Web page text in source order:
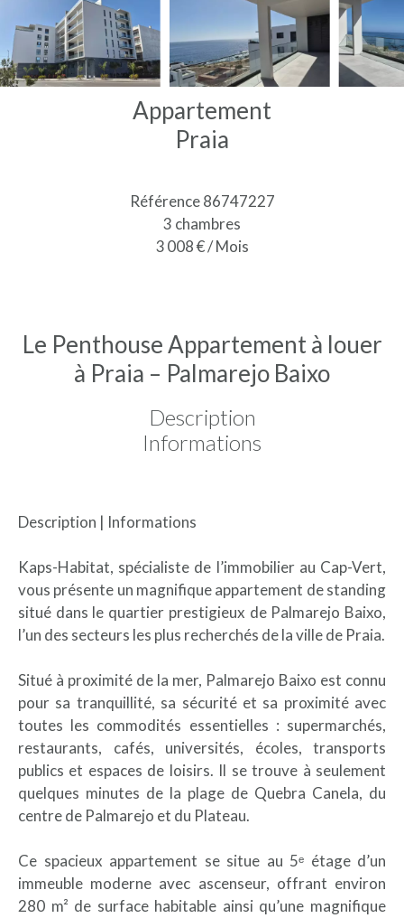
Appartement
Praia
Référence86747227
3 chambres
3 008 € / Mois
Le Penthouse Appartement à louer
à Praia – Palmarejo Baixo
Description
Informations
Description | Informations
Kaps-Habitat, spécialiste de l’immobilier au Cap-Vert,
vous présente un magnifique appartement de standing
situé dans le quartier prestigieux de Palmarejo Baixo,
l’un des secteurs les plus recherchés de la ville de Praia.
Situé à proximité de la mer, Palmarejo Baixo est connu
pour sa tranquillité, sa sécurité et sa proximité avec
toutes les commodités essentielles : supermarchés,
restaurants, cafés, universités, écoles, transports
publics et espaces de loisirs. Il se trouve à seulement
quelques minutes de la plage de Quebra Canela, du
centre de Palmarejo et du Plateau.
Ce spacieux appartement se situe au 5ᵉ étage d’un
immeuble moderne avec ascenseur, offrant environ
280 m² de surface habitable ainsi qu’une magnifique